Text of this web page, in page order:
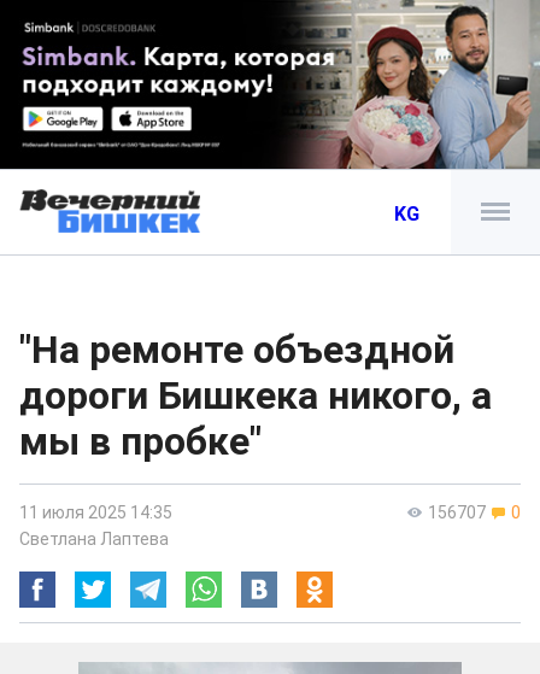
KG
"На ремонте объездной
дороги Бишкека никого, а
мы в пробке"
156707 0
11 июля 2025 14:35
Светлана Лаптева